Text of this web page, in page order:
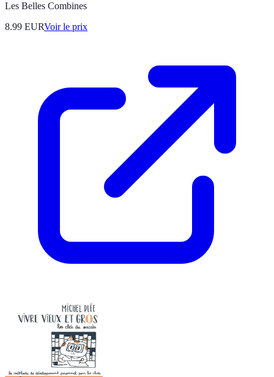
Les Belles Combines
8.99 EURVoir le prix